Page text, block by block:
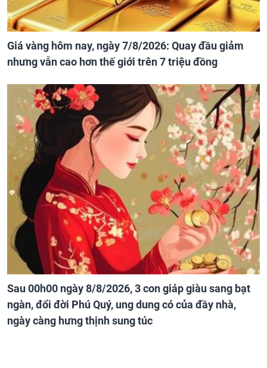
Giá vàng hôm nay, ngày 7/8/2026: Quay đầu giảm
nhưng vẫn cao hơn thế giới trên 7 triệu đồng
Sau 00h00 ngày 8/8/2026, 3 con giáp giàu sang bạt
ngàn, đổi đời Phú Quý, ung dung có của đầy nhà,
ngày càng hưng thịnh sung túc